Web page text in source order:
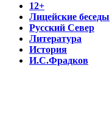
12+
Лицейские беседы
Русский Север
Литература
История
И.С.Фрадков